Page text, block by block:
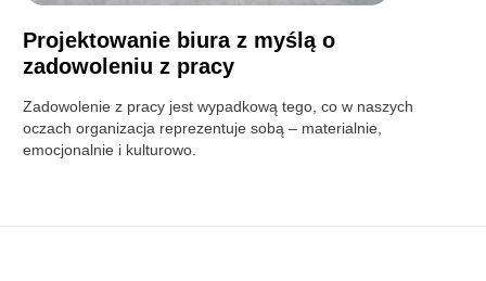
Projektowanie biura z myślą o
zadowoleniu z pracy
Zadowolenie z pracy jest wypadkową tego, co w naszych
oczach organizacja reprezentuje sobą – materialnie,
emocjonalnie i kulturowo.